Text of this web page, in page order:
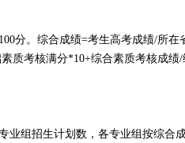
分。综合成绩=考生高考成绩/所在
质考核满分*10+综合素质考核成绩
组招生计划数，各专业组按综合